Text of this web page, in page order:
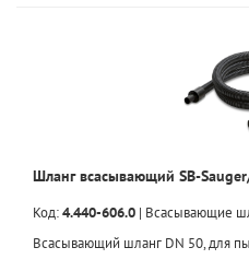
Шланг всасывающий SB-
Код:4.440-606.0 | Всасывающие
Всасывающий шланг DN 50, для